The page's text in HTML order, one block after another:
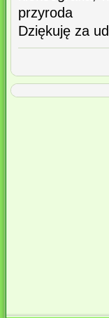
przyroda
Dziękuję za